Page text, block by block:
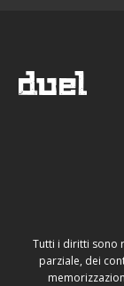
Tutti i diritti sono
parziale, dei